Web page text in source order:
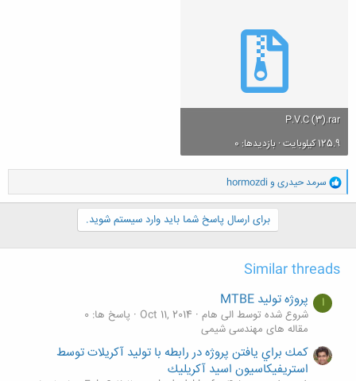
P.V.C (3).rar
125.9 کیلوبایت · بازدیدها: 0
و
ا
ک
:
سرمد حیدری و hormozdi
برای ارسال پاسخ شما باید وارد سیستم شوید.
Similar threads
ا پروژه تولید MTBE
شروع شده توسط الی هام Oct 11, 2014
پاسخ ها: 0
مقاله های مهندسی شیمی
كمك براي يافتن پروژه در رابطه با توليد آكريلات توسط
استريفيكاسيون اسيد آكريليك